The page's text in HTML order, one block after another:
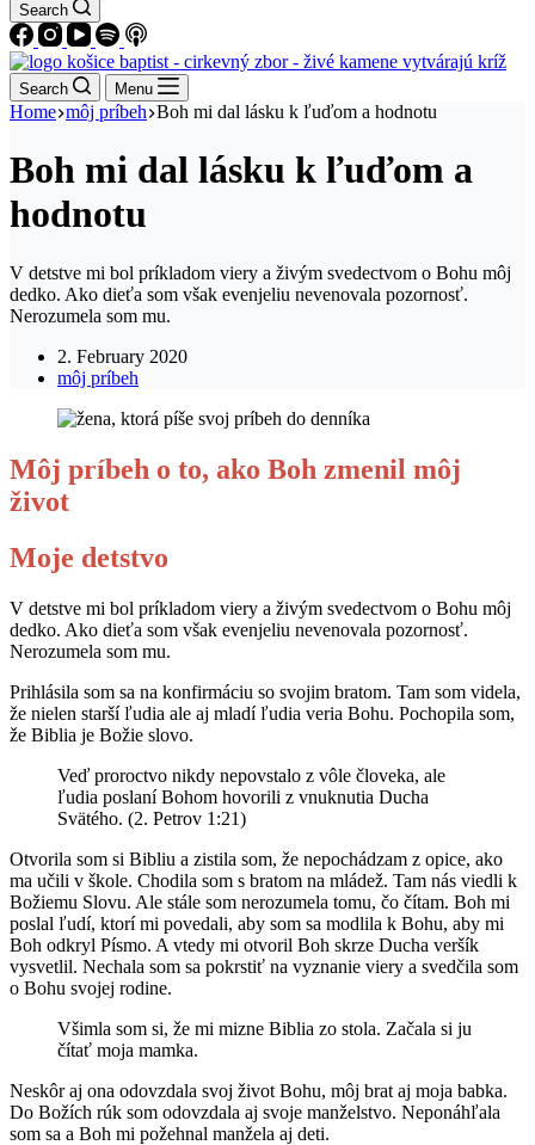
Search
Search Menu
Home môj príbeh Boh mi dal lásku k ľuďom a hodnotu
Boh mi dal lásku k ľuďom a
hodnotu
V detstve mi bol príkladom viery a živým svedectvom o Bohu môj
dedko. Ako dieťa som však evenjeliu nevenovala pozornosť.
Nerozumela som mu.
2. February 2020
môj príbeh
Môj príbeh o to, ako Boh zmenil môj
život
Moje detstvo
V detstve mi bol príkladom viery a živým svedectvom o Bohu môj
dedko. Ako dieťa som však evenjeliu nevenovala pozornosť.
Nerozumela som mu.
Prihlásila som sa na konfirmáciu so svojim bratom. Tam som videla,
že nielen starší ľudia ale aj mladí ľudia veria Bohu. Pochopila som,
že Biblia je Božie slovo.
Veď proroctvo nikdy nepovstalo z vôle človeka, ale
ľudia poslaní Bohom hovorili z vnuknutia Ducha
Svätého. (2. Petrov 1:21)
Otvorila som si Bibliu a zistila som, že nepochádzam z opice, ako
ma učili v škole. Chodila som s bratom na mládež. Tam nás viedli k
Božiemu Slovu. Ale stále som nerozumela tomu, čo čítam. Boh mi
poslal ľudí, ktorí mi povedali, aby som sa modlila k Bohu, aby mi
Boh odkryl Písmo. A vtedy mi otvoril Boh skrze Ducha veršík
vysvetlil. Nechala som sa pokrstiť na vyznanie viery a svedčila som
o Bohu svojej rodine.
Všimla som si, že mi mizne Biblia zo stola. Začala si ju
čítať moja mamka.
Neskôr aj ona odovzdala svoj život Bohu, môj brat aj moja babka.
Do Božích rúk som odovzdala aj svoje manželstvo. Neponáhľala
som sa a Boh mi požehnal manžela aj deti.